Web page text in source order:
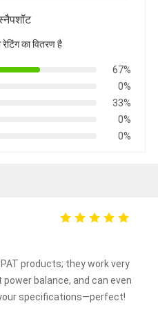
का वितरण है
67%
0%
33%
0%
0%
products; they work very
power balance, and can even
specifications—perfect!